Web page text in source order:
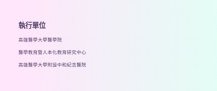
執行單位
高雄醫學大學醫學院
醫學教育暨人本化教育研究中心
高雄醫學大學附設中和紀念醫院